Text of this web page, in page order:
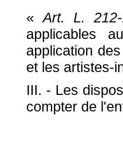
« Art. L.
applicables
application
et les artistes-
III. - Les
compter de